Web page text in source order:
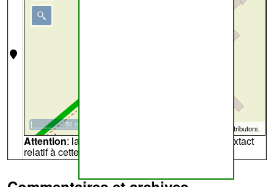
contributors.
50 m
Attention: la carte peut ne pas refléter l'endroit extact
relatif à cette archive